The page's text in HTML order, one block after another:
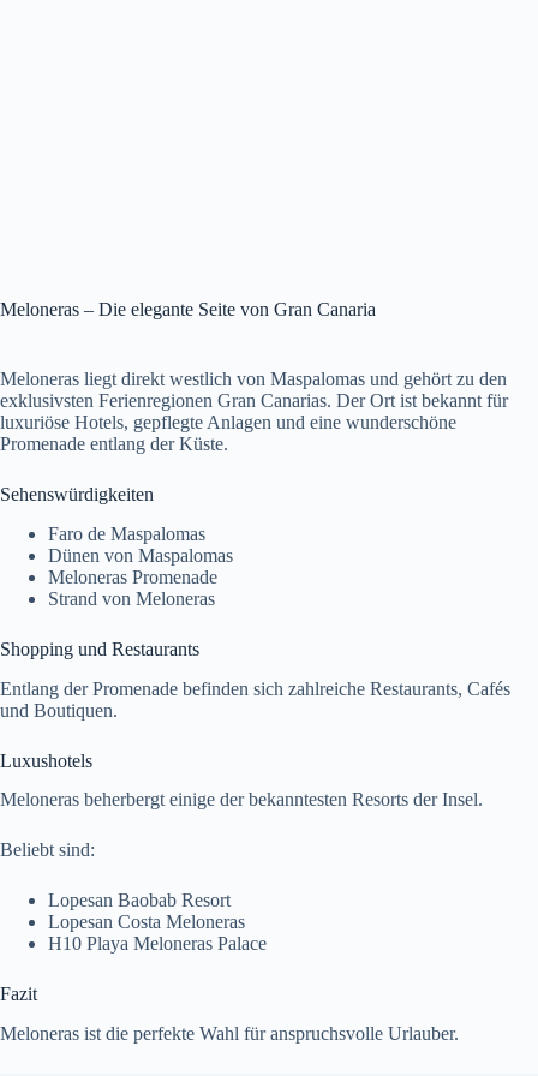
Meloneras – Die elegante Seite von Gran Canaria
Meloneras liegt direkt westlich von Maspalomas und gehört zu den
exklusivsten Ferienregionen Gran Canarias. Der Ort ist bekannt für
luxuriöse Hotels, gepflegte Anlagen und eine wunderschöne
Promenade entlang der Küste.
Sehenswürdigkeiten
Faro de Maspalomas
Dünen von Maspalomas
Meloneras Promenade
Strand von Meloneras
Shopping und Restaurants
Entlang der Promenade befinden sich zahlreiche Restaurants, Cafés
und Boutiquen.
Luxushotels
Meloneras beherbergt einige der bekanntesten Resorts der Insel.
Beliebt sind:
Lopesan Baobab Resort
Lopesan Costa Meloneras
H10 Playa Meloneras Palace
Fazit
Meloneras ist die perfekte Wahl für anspruchsvolle Urlauber.